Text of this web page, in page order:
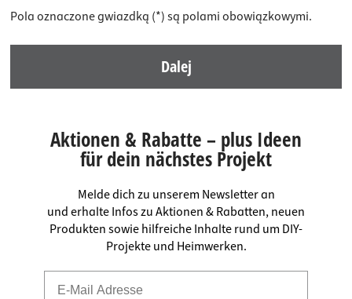
Pola oznaczone gwiazdką (*) są polami obowiązkowymi.
Dalej
Aktionen & Rabatte – plus Ideen
für dein nächstes Projekt
Melde dich zu unserem Newsletter an
und erhalte Infos zu Aktionen & Rabatten, neuen
Produkten sowie hilfreiche Inhalte rund um DIY-
Projekte und Heimwerken.